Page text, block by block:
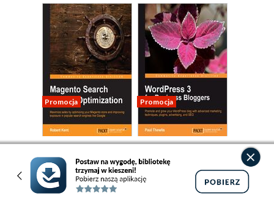
Promocja
ebook
107 pkt
Magento Search
Engine
Promocja
ebook
WordPress 3 For